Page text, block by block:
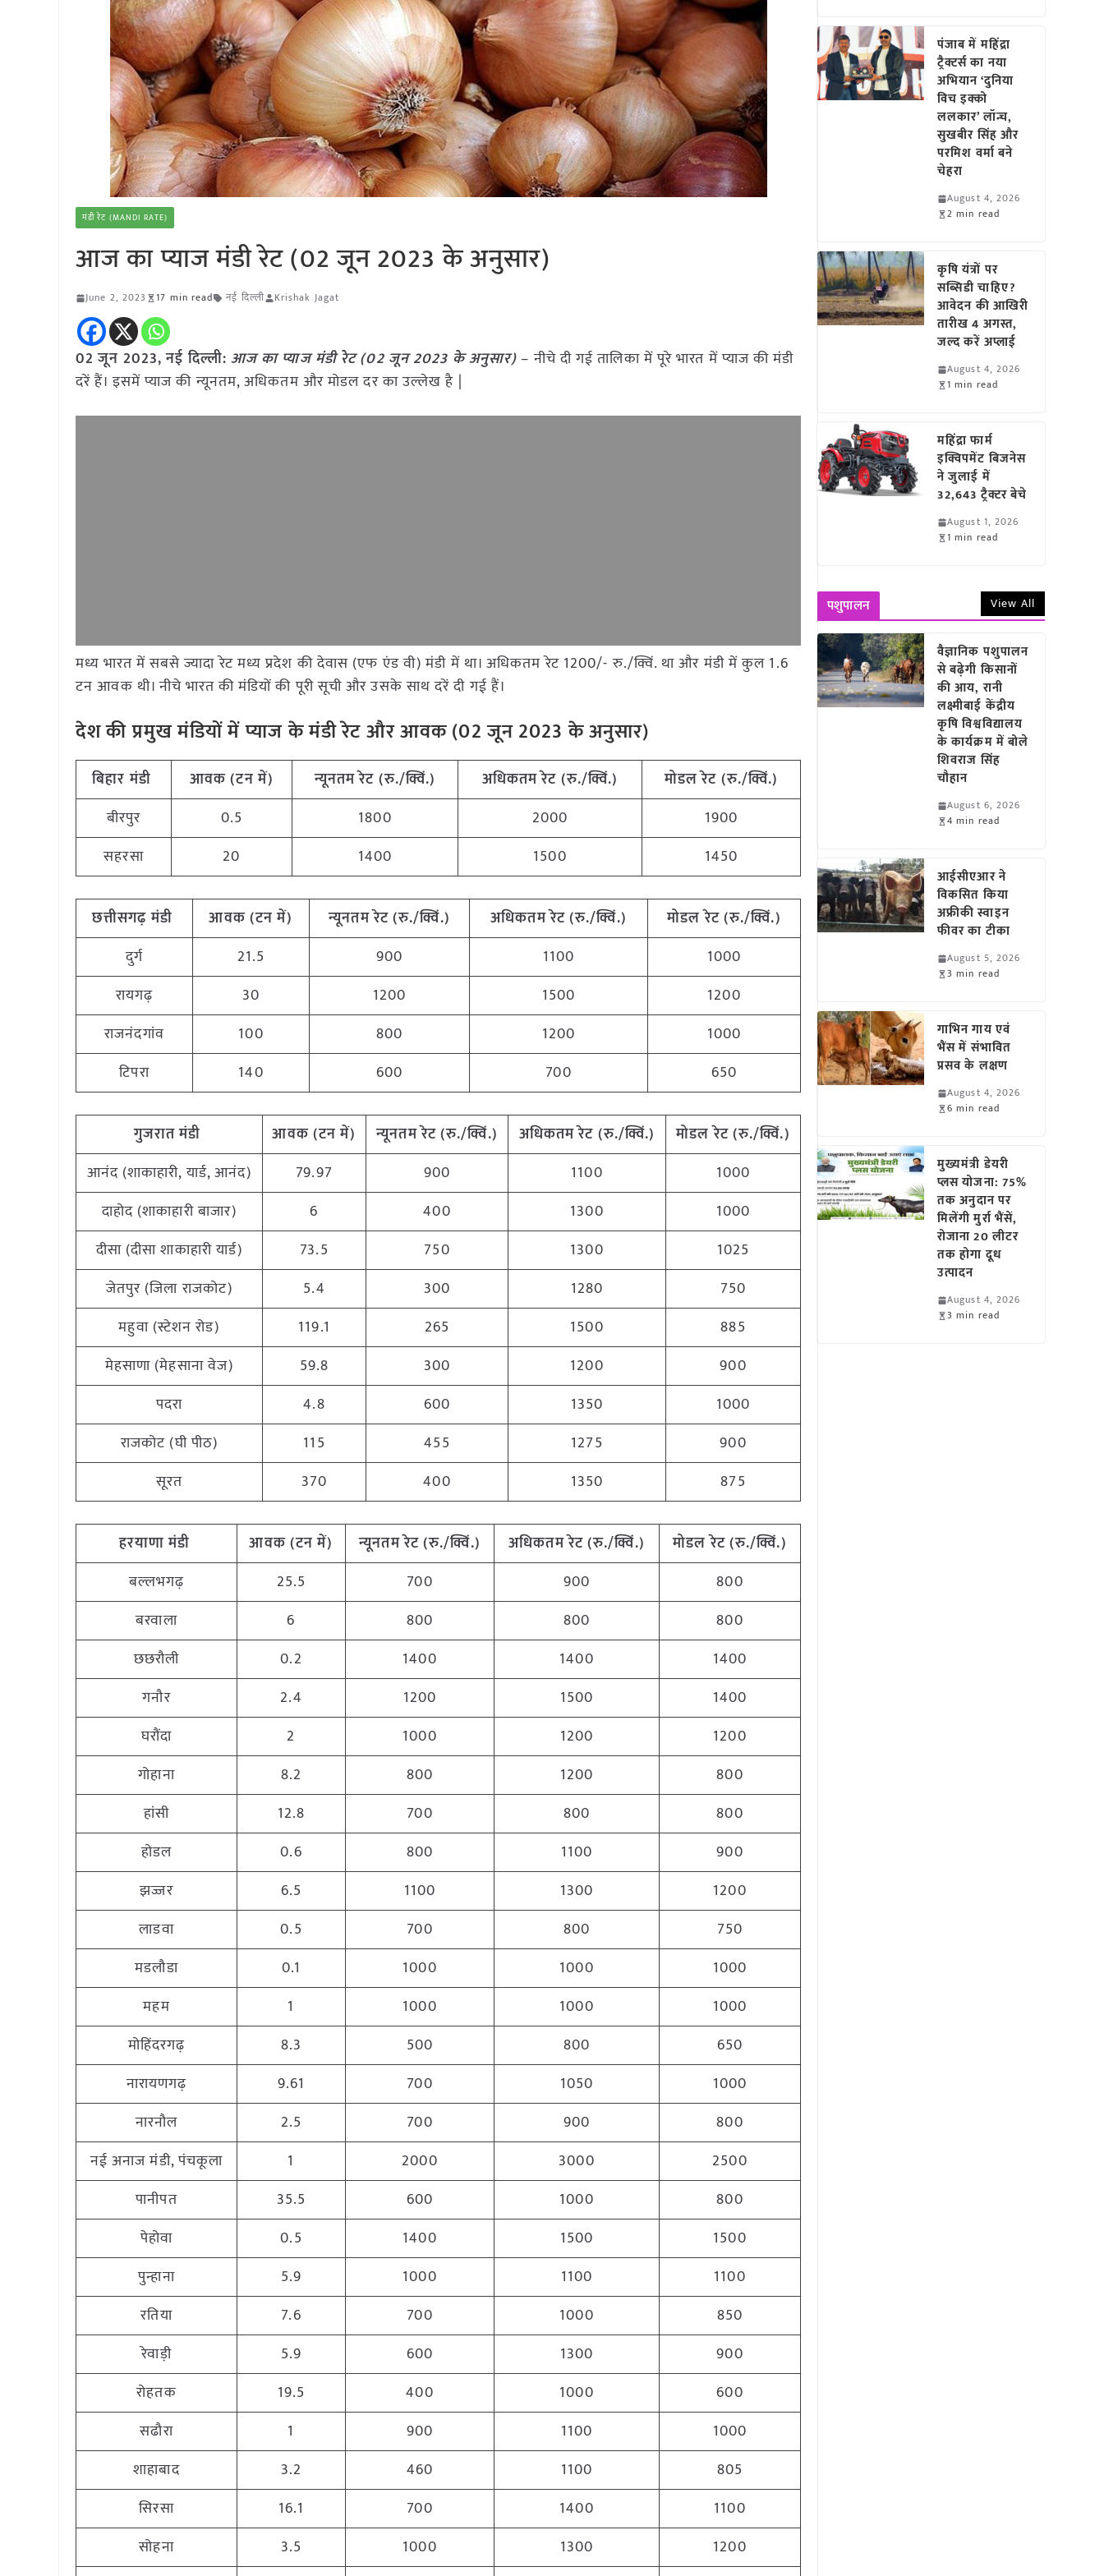
मंडी रेट (MANDI RATE)
आज का प्याज मंडी रेट (02 जून 2023 के अनुसार)
June 2, 2023 17 min read नई दिल्ली Krishak Jagat
02 जून 2023, नई दिल्ली: आज का प्याज मंडी रेट (02 जून2023 के अनुसार) – नीचे दी गई तालिका में पूरे भारत में प्याज की मंडी
दरें हैं। इसमें प्याज की न्यूनतम, अधिकतम और मोडल दर का उल्लेख है |
मध्य भारत में सबसे ज्यादा रेट मध्य प्रदेश की देवास (एफ एंड वी) मंडी में था। अधिकतम रेट 1200/- रु./क्विं. था और मंडी में कुल 1.6
टन आवक थी। नीचे भारत की मंडियों की पूरी सूची और उसके साथ दरें दी गई हैं।
देश की प्रमुख मंडियों में प्याजके मंडी रेट और आवक (02 जून 2023 के अनुसार)
बिहार मंडी आवक (टनमें) न्यूनतमरेट (रु./क्विं.) अधिकतमरेट (रु./क्विं.) मोडल रेट (रु./क्विं.)
बीरपुर
0.5 1800 2000
1900
सहरसा
20 1400 1500 1450
छत्तीसगढ़मंडी आवक (टन में) न्यूनतमरेट (रु./क्विं.) अधिकतमरेट (रु./क्विं.) मोडल रेट(रु./क्विं.)
दुर्ग
21.5 900 1100
1000
रायगढ़
30 1200 1500
1200
राजनंदगांव
100 800 1200
1000
टिपरा
140 600 700 650
गुजरातमंडी आवक (टन में) न्यूनतमरेट (रु./क्विं.) अधिकतमरेट (रु./क्विं.) मोडल रेट(रु./क्विं.)
आनंद (शाकाहारी, यार्ड, आनंद)
79.97 900 1100
1000
दाहोद (शाकाहारी बाजार)
6 400 1300
1000
दीसा (दीसा शाकाहारी यार्ड)
73.5 750 1300
1025
जेतपुर (जिला राजकोट)
5.4 300 1280
750
महुवा (स्टेशन रोड)
119.1 265 1500
885
मेहसाणा (मेहसाना वेज)
59.8 300 1200
900
पदरा
4.8 600 1350
1000
राजकोट (घी पीठ)
115 455 1275
900
सूरत
370 400 1350 875
हरयाणा मंडी आवक (टन में) न्यूनतमरेट (रु./क्विं.) अधिकतमरेट (रु./क्विं.) मोडल रेट(रु./क्विं.)
बल्लभगढ़
25.5 700 900
800
बरवाला
6 800 800
800
छछरौली
0.2 1400 1400
1400
गनौर
2.4 1200 1500
1400
घरौंदा
2 1000 1200
1200
गोहाना
8.2 800 1200
800
हांसी
12.8 700 800
800
होडल
0.6 800 1100
900
झज्जर
6.5 1100 1300
1200
लाडवा
0.5 700 800
750
मडलौडा
0.1 1000 1000
1000
महम
1 1000 1000
1000
मोहिंदरगढ़
8.3 500 800
650
नारायणगढ़
9.61 700 1050
1000
नारनौल
2.5 700 900
800
नई अनाज मंडी, पंचकूला
1 2000 3000
2500
पानीपत
35.5 600 1000
800
पेहोवा
0.5 1400 1500
1500
पुन्हाना
5.9 1000 1100
1100
रतिया
7.6 700 1000
850
रेवाड़ी
5.9 600 1300
900
रोहतक
19.5 400 1000
600
सढौरा
1 900 1100
1000
शाहाबाद
3.2 460 1100
805
सिरसा
16.1 700 1400
1100
सोहना
3.5 1000 1300
1200
पंजाब में महिंद्रा
ट्रैक्टर्स का नया
अभियान ‘दुनिया
विच इक्को
ललकार’ लॉन्च,
सुखबीर सिंह और
परमिश वर्मा बने
चेहरा
August 4, 2026
2 min read
कृषि यंत्रों पर
सब्सिडी चाहिए?
आवेदन की आखिरी
तारीख 4 अगस्त,
जल्द करें अप्लाई
August 4, 2026
1 min read
महिंद्रा फार्म
इक्विपमेंट बिजनेस
ने जुलाई में
32,643 ट्रैक्टर बेचे
August 1, 2026
1 min read
पशुपालन View All
वैज्ञानिक पशुपालन
से बढ़ेगी किसानों
की आय, रानी
लक्ष्मीबाई केंद्रीय
कृषि विश्वविद्यालय
के कार्यक्रम में बोले
शिवराज सिंह
चौहान
August 6, 2026
4 min read
आईसीएआर ने
विकसित किया
अफ्रीकी स्वाइन
फीवर का टीका
August 5, 2026
3 min read
गाभिन गाय एवं
भैंस में संभावित
प्रसव के लक्षण
August 4, 2026
6 min read
मुख्यमंत्री डेयरी
प्लस योजना: 75%
तक अनुदान पर
मिलेंगी मुर्रा भैंसें,
रोजाना 20 लीटर
तक होगा दूध
उत्पादन
August 4, 2026
3 min read